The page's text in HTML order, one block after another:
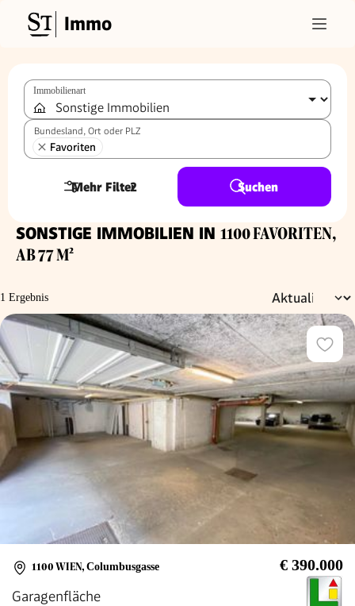
Immo
Immobilienart
Bundesland, Ort oder PLZ
Favoriten
Mehr Filter
2 Suchen
SONSTIGE IMMOBILIEN IN 1100 FAVORITEN,
AB 77 M²
1 Ergebnis
1100 WIEN, Columbusgasse € 390.000
Garagenfläche